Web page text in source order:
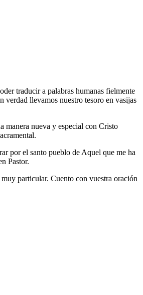
traducir a palabras humanas fielmente
verdad llevamos nuestro tesoro en vasijas
manera nueva y especial con Cristo
por el santo pueblo de Aquel que me ha
Pastor.
particular. Cuento con vuestra oración